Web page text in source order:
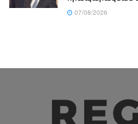
07/08/2026